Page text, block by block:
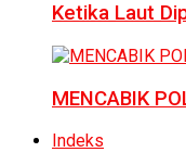
Ketika Laut
MENCABIK
Indeks